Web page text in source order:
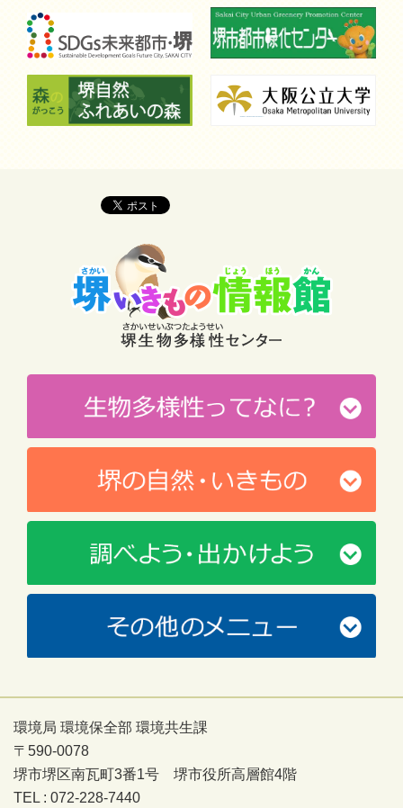
環境局 環境保全部 環境共生課
〒590-0078
堺市堺区南瓦町3番1号 堺市役所高層館4階
TEL : 072-228-7440